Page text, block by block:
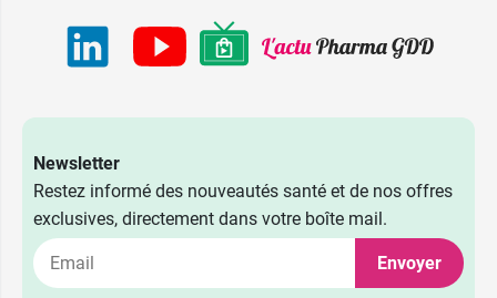
Newsletter
Restez informé des nouveautés santé et de nos offres
exclusives, directement dans votre boîte mail.
Envoyer